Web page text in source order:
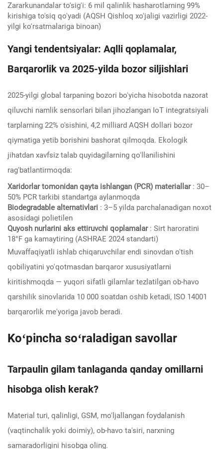
Zararkunandalar to'sig'i: 6 mil qalinlik hasharotlarning 99%
kirishiga to'siq qo'yadi (AQSH Qishloq xo'jaligi vazirligi 2022-
yilgi ko'rsatmalariga binoan)
Yangi tendentsiyalar: Aqlli qoplamalar,
Barqarorlik va 2025-yilda bozor siljishlari
2025-yilgi global tarpaning bozori bo'yicha hisobotda nazorat
qiluvchi namlik sensorlari bilan jihozlangan IoT integratsiyali
tarplarning 22% o'sishini, 4,2 milliard AQSH dollari bozor
qiymatiga yetib borishini bashorat qilmoqda. Ekologik
jihatdan xavfsiz talab quyidagilarning qo'llanilishini
rag'batlantirmoqda:
Xaridorlar tomonidan qayta ishlangan (PCR) materiallar : 30–
50% PCR tarkibi standartga aylanmoqda
Biodegradable alternativlari : 3–5 yilda parchalanadigan noxot
asosidagi polietilen
Quyosh nurlarini aks ettiruvchi qoplamalar : Sirt haroratini
18°F ga kamaytiring (ASHRAE 2024 standarti)
Muvaffaqiyatli ishlab chiqaruvchilar endi sinovdan o'tish
qobiliyatini yo'qotmasdan barqaror xususiyatlarni
kiritishmoqda — yuqori sifatli gilamlar tezlatilgan ob-havo
qarshilik sinovlarida 10 000 soatdan oshib ketadi, ISO 14001
barqarorlik me'yoriga javob beradi.
Koʻpincha soʻraladigan savollar
Tarpaulin gilam tanlaganda qanday omillarni
hisobga olish kerak?
Material turi, qalinligi, GSM, mo'ljallangan foydalanish
(vaqtinchalik yoki doimiy), ob-havo ta'siri, narxning
samaradorligini hisobga oling.